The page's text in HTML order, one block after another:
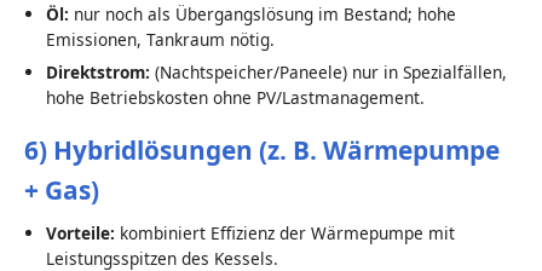
Öl: nur noch als Übergangslösung im Bestand; hohe
Emissionen, Tankraum nötig.
Direktstrom: (Nachtspeicher/Paneele) nur in Spezialfällen,
hohe Betriebskosten ohne PV/Lastmanagement.
6) Hybridlösungen (z. B. Wärmepumpe
+ Gas)
Vorteile: kombiniert Effizienz der Wärmepumpe mit
Leistungsspitzen des Kessels.